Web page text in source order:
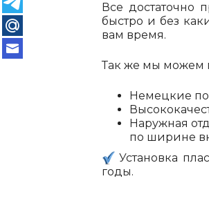
Все достаточно
быстро и без
вам время.
Так же мы можем
Немецкие
Наружная
по ширине
Установка
годы.